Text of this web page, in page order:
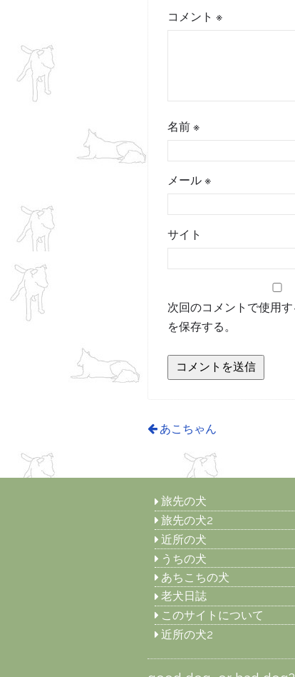
コメント※
名前※
メール※
サイト
次回のコメントで使用
を保存する。
あこちゃん
旅先の犬
旅先の犬2
近所の犬
うちの犬
あちこちの犬
老犬日誌
このサイトについて
近所の犬2